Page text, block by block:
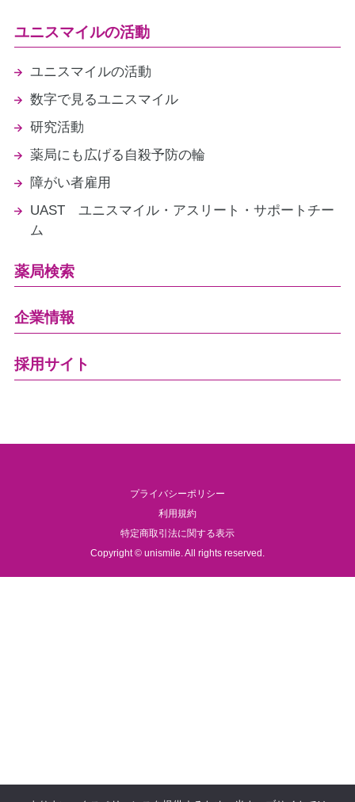
ユニスマイルの活動
ユニスマイルの活動
数字で見るユニスマイル
研究活動
薬局にも広げる自殺予防の輪
障がい者雇用
UAST ユニスマイル・アスリート・サポートチー
ム
薬局検索
企業情報
採用サイト
プライバシーポリシー
利用規約
特定商取引法に関する表示
Copyright © unismile. All rights reserved.